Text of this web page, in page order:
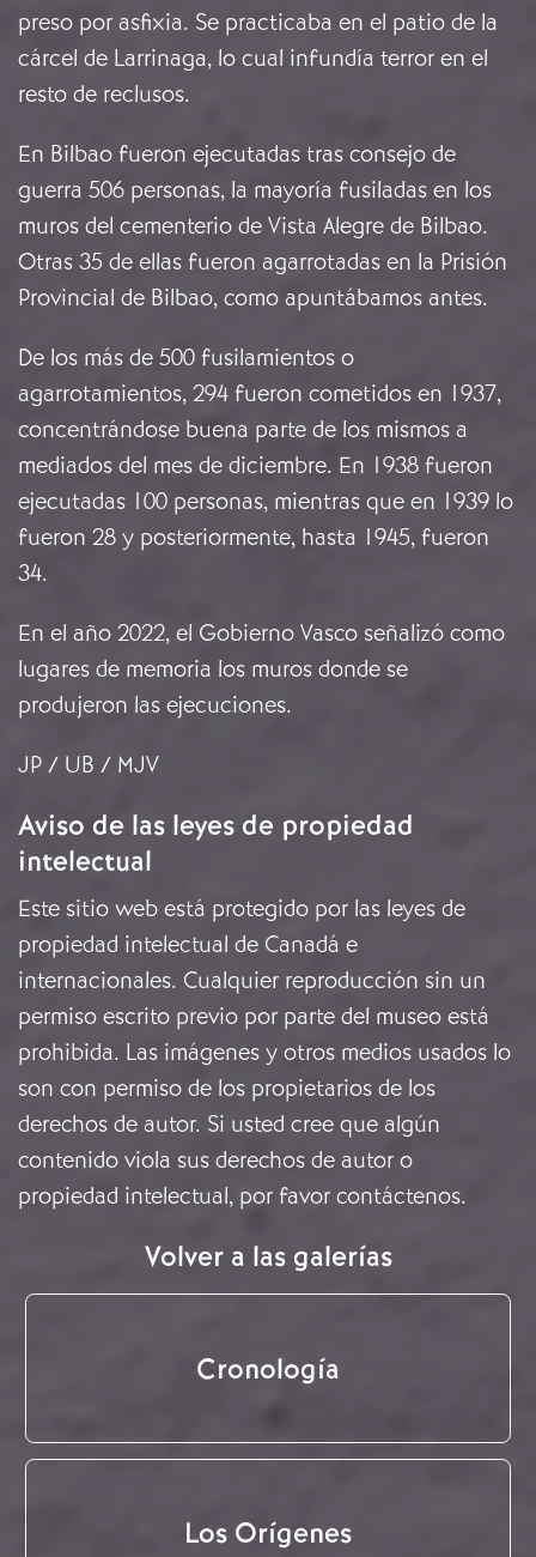
preso por asfixia. Se practicaba en el patio de la
cárcel de Larrinaga, lo cual infundía terror en el
resto de reclusos.
En Bilbao fueron ejecutadas tras consejo de
guerra 506 personas, la mayoría fusiladas en los
muros del cementerio de Vista Alegre de Bilbao.
Otras 35 de ellas fueron agarrotadas en la Prisión
Provincial de Bilbao, como apuntábamos antes.
De los más de 500 fusilamientos o
agarrotamientos, 294 fueron cometidos en 1937,
concentrándose buena parte de los mismos a
mediados del mes de diciembre. En 1938 fueron
ejecutadas 100 personas, mientras que en 1939 lo
fueron 28 y posteriormente, hasta 1945, fueron
34.
En el año 2022, el Gobierno Vasco señalizó como
lugares de memoria los muros donde se
produjeron las ejecuciones.
JP / UB / MJV
Aviso de las leyes de propiedad
intelectual
Este sitio web está protegido por las leyes de
propiedad intelectual de Canadá e
internacionales. Cualquier reproducción sin un
permiso escrito previo por parte del museo está
prohibida. Las imágenes y otros medios usados lo
son con permiso de los propietarios de los
derechos de autor. Si usted cree que algún
contenido viola sus derechos de autor o
propiedad intelectual, por favor contáctenos.
Volver a las galerías
Cronología
Los Orígenes